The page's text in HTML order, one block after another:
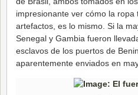
impresionante ver cómo la ropa
artefactos, es lo mismo. Si la
Senegal y Gambia fueron
esclavos de los puertos de
aparentemente enviados en